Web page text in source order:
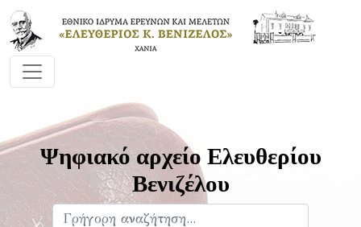
Ψηφιακό αρχείο Ελευθερίου
Βενιζέλου